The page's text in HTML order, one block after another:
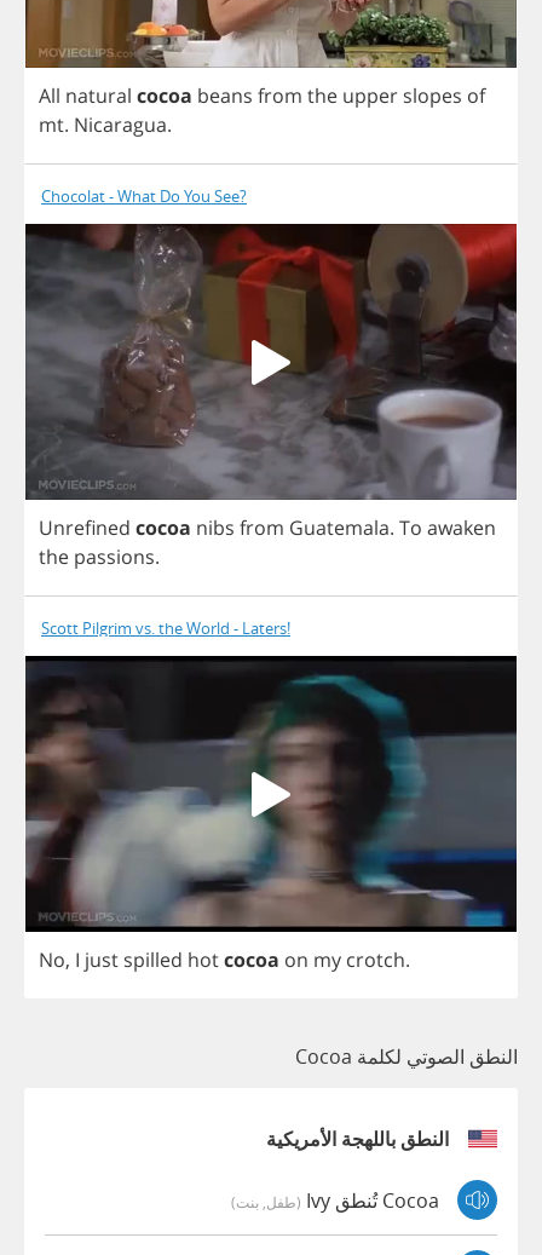
All natural cocoa beans from the upper slopes of
mt. Nicaragua.
Chocolat - What Do You See?
Unrefined cocoa nibs from Guatemala. To awaken
the passions.
Scott Pilgrim vs. the World - Laters!
No, I just spilled hotcocoa on my crotch.
النطق الصوتي لكلمة Cocoa
النطق باللهجة الأمريكية
Cocoa تُنطق Ivy (طفل, بنت)